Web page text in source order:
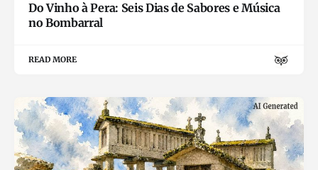
Do Vinho à Pera: Seis Dias de Sabores e Música
no Bombarral
READ MORE